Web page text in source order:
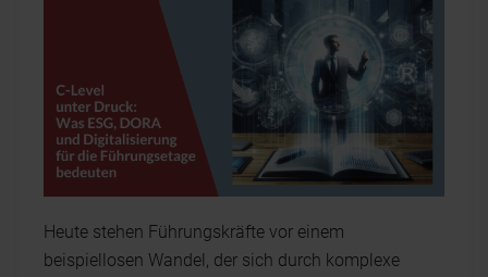
Heute stehen Führungskräfte vor einem
beispiellosen Wandel, der sich durch komplexe